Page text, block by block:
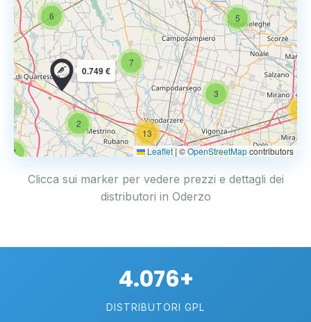
14
4
2
5
3
6
7
13
0.749 €
Leaflet | ©OpenStreetMapcontributors
Clicca sui marker per vedere prezzi e dettagli dei
distributori in Oderzo
4.076+
DISTRIBUTORI GPL